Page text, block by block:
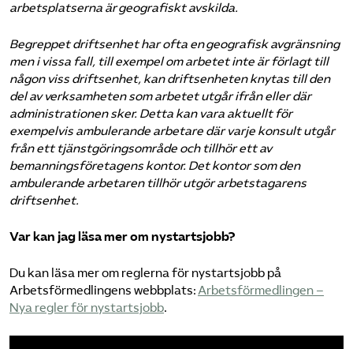
arbetsplatserna är geografiskt avskilda.
Begreppet driftsenhet har ofta en geografisk avgränsning
men i vissa fall, till exempel om arbetet inte är förlagt till
någon viss driftsenhet, kan driftsenheten knytas till den
del av verksamheten som arbetet utgår ifrån eller där
administrationen sker. Detta kan vara aktuellt för
exempelvis ambulerande arbetare där varje konsult utgår
från ett tjänstgöringsområde och tillhör ett av
bemanningsföretagens kontor. Det kontor som den
ambulerande arbetaren tillhör utgör arbetstagarens
driftsenhet.
Var kan jag läsa mer om nystartsjobb?
Du kan läsa mer om reglerna för nystartsjobb på
Arbetsförmedlingens webbplats:Arbetsförmedlingen –
Nya regler för nystartsjobb.